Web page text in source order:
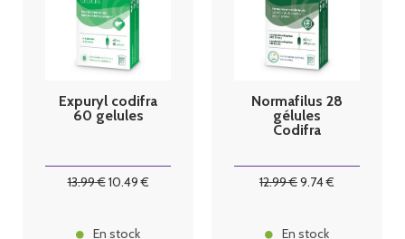
Expuryl codifra
60 gelules
13.99€10.49€
En stock
Normafilus 28
gélules
Codifra
12.99€9.74€
En stock